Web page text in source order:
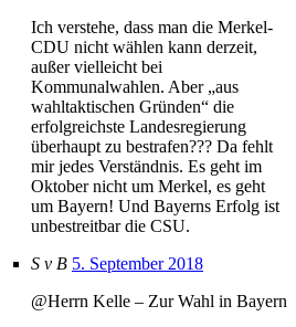
Ich verstehe, dass man die Merkel-
CDU nicht wählen kann derzeit,
außer vielleicht bei
Kommunalwahlen. Aber „aus
wahltaktischen Gründen“ die
erfolgreichste Landesregierung
überhaupt zu bestrafen??? Da fehlt
mir jedes Verständnis. Es geht im
Oktober nicht um Merkel, es geht
um Bayern! Und Bayerns Erfolg ist
unbestreitbar die CSU.
S v B 5. September 2018
@Herrn Kelle – Zur Wahl in Bayern